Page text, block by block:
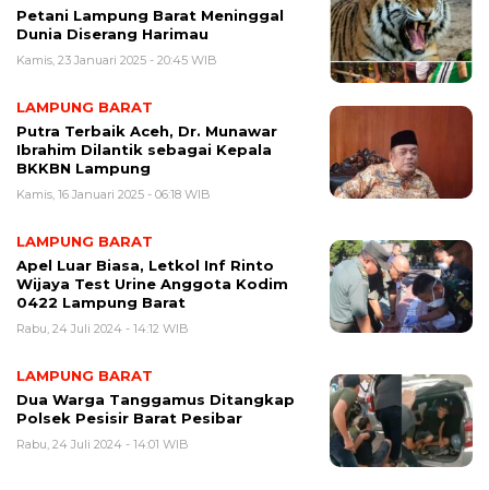
Petani Lampung Barat Meninggal
Dunia Diserang Harimau
Kamis, 23 Januari 2025 - 20:45 WIB
LAMPUNG BARAT
Putra Terbaik Aceh, Dr. Munawar
Ibrahim Dilantik sebagai Kepala
BKKBN Lampung
Kamis, 16 Januari 2025 - 06:18 WIB
LAMPUNG BARAT
Apel Luar Biasa, Letkol Inf Rinto
Wijaya Test Urine Anggota Kodim
0422 Lampung Barat
Rabu, 24 Juli 2024 - 14:12 WIB
LAMPUNG BARAT
Dua Warga Tanggamus Ditangkap
Polsek Pesisir Barat Pesibar
Rabu, 24 Juli 2024 - 14:01 WIB